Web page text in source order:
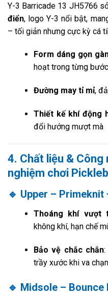
Y-3 Barricade 13 JH5766
điển, logo Y-3 nổi bật,
– tối giản nhưng cực kỳ cá
Form dáng gọn
hoạt trong từng
Đường may tỉ mỉ,
Thiết kế khí động
đổi hướng mượt mà
4. Chất liệu &
nghiệm chơi
🔹 Upper – Primeknit
Thoáng khí vượt
không khí, hạn chế
Bảo vệ chắc chắn:
trầy xước khi va
🔹 Midsole –